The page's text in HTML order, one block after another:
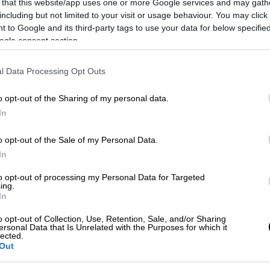
that this website/app uses one or more Google services and may
but not limited to your visit or usage behaviour. You may
to Google and its third-party tags to use your data for below
consent section.
Data Processing Opt Outs
opt-out of the Sharing of my personal data.
opt-out of the Sale of my Personal Data.
opt-out of processing my Personal Data for Targeted
opt-out of Collection, Use, Retention, Sale, and/or Sharing
Data that Is Unrelated with the Purposes for which it
νεφώσεις τις μεσημβρινές –
τοπικές βροχές ή όμβροι στα γύρω
τις μεσημβρινές –
τοπικές βροχές ή όμβροι και κυρίως
σποραδικές καταιγίδες, οι οποίες
Στη δυτική Μακεδονία 2 με 3
– Δυτική Πελοπόννησος